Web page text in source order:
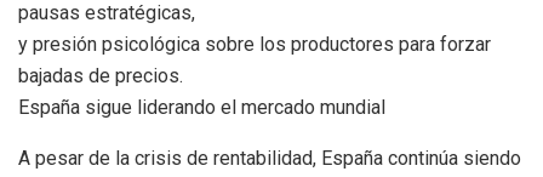
pausas estratégicas,
y presión psicológica sobre los productores para forzar
bajadas de precios.
España sigue liderando el mercado mundial
A pesar de la crisis de rentabilidad, España continúa siendo